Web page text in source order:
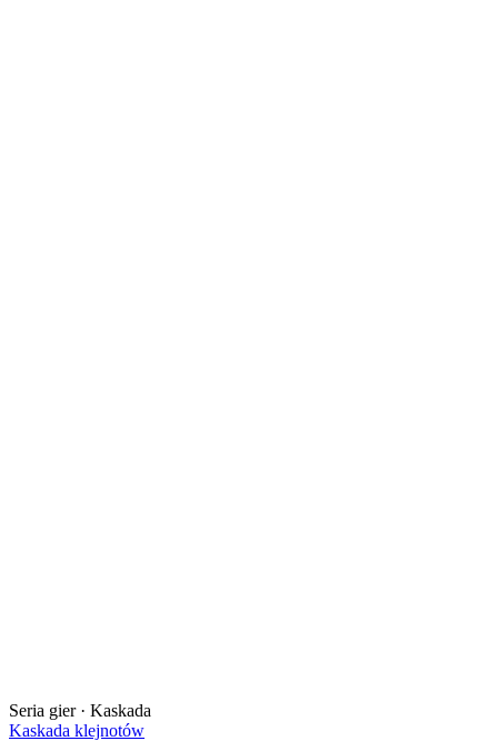
Seria gier · Kaskada
Kaskada klejnotów